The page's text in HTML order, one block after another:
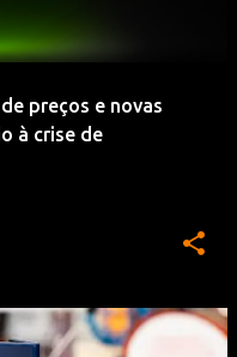
preços e novas
à crise de